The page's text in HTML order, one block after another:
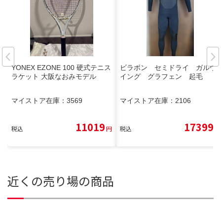
YONEX EZONE 100 硬式テニス
ラケット 大阪なおみモデル
マイストア在庫： 3569
税込 11019円
ビラボン セミドライ ガルウ
イング グラフェン 起毛
マイストア在庫： 2106
税込 17399
近くの売り場の商品